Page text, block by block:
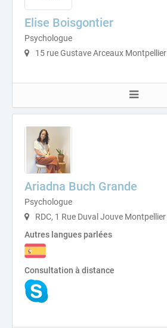
Elise Boisgontier
Psychologue
15 rue Gustave Arceaux
Ariadna Buch Grande
Psychologue
RDC, 1 Rue Duval Jouve
Autres langues parlées
Consultation à distance